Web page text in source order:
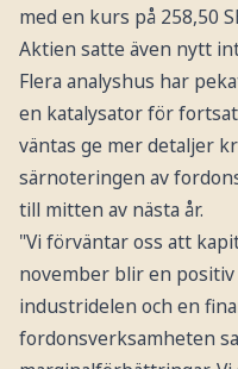
med en kurs på 258,50
Aktien satte även nytt
Flera analyshus har
en katalysator för
väntas ge mer detaljer
särnoteringen av
till mitten av nästa år.
"Vi förväntar oss att
november blir en
industridelen och en
fordonsverksamheten